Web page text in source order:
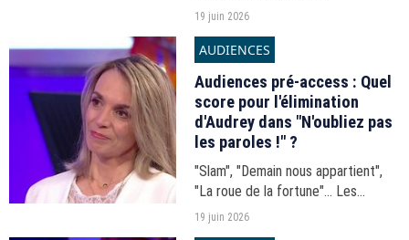
Herzégovine... Les audiences de la
19 juin 2026
AUDIENCES
Audiences pré-access : Quel
score pour l'élimination
d'Audrey dans "N'oubliez pas
les paroles !" ?
"Slam", "Demain nous appartient",
"La roue de la fortune"... Les
audiences du 17h-20h du jeudi 18
19 juin 2026